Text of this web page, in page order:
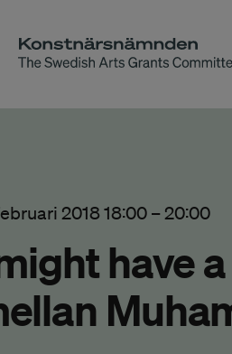
2018 18:00–20:00
have